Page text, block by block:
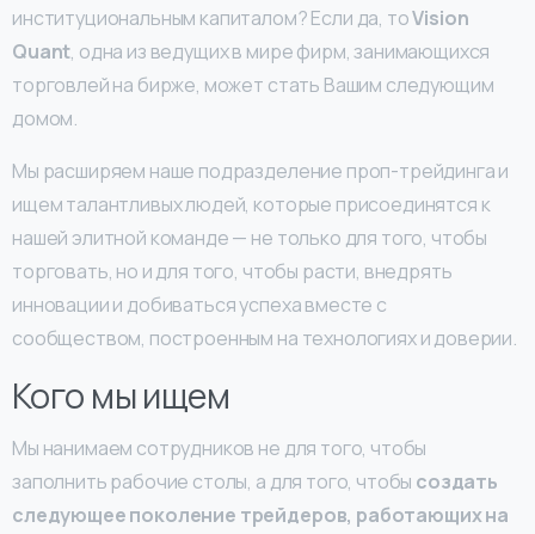
институциональным капиталом? Если да, тоVision
Quant, одна из ведущих в мире фирм, занимающихся
торговлей на бирже, может стать Вашим следующим
домом.
Мы расширяем наше подразделение проп-трейдинга и
ищем талантливых людей, которые присоединятся к
нашей элитной команде — не только для того, чтобы
торговать, но и для того, чтобы расти, внедрять
инновации и добиваться успеха вместе с
сообществом, построенным на технологиях и доверии.
Кого мы ищем
Мы нанимаем сотрудников не для того, чтобы
заполнить рабочие столы, а для того, чтобы создать
следующее поколение трейдеров, работающих на